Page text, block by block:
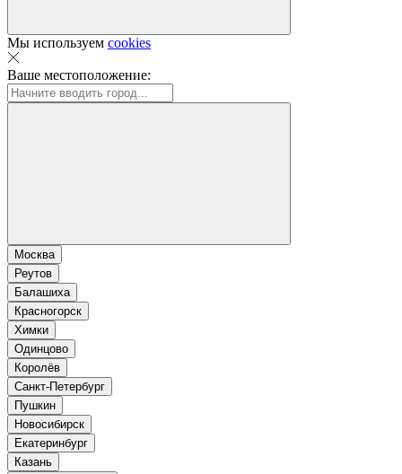
Мы используем cookies
Ваше местоположение:
Москва
Реутов
Балашиха
Красногорск
Химки
Одинцово
Королёв
Санкт-Петербург
Пушкин
Новосибирск
Екатеринбург
Казань